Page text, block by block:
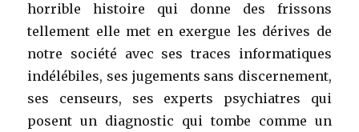
horrible histoire qui donne des frissons
tellement elle met en exergue les dérives de
notre société avec ses traces informatiques
indélébiles, ses jugements sans discernement,
ses censeurs, ses experts psychiatres qui
posent un diagnostic qui tombe comme un